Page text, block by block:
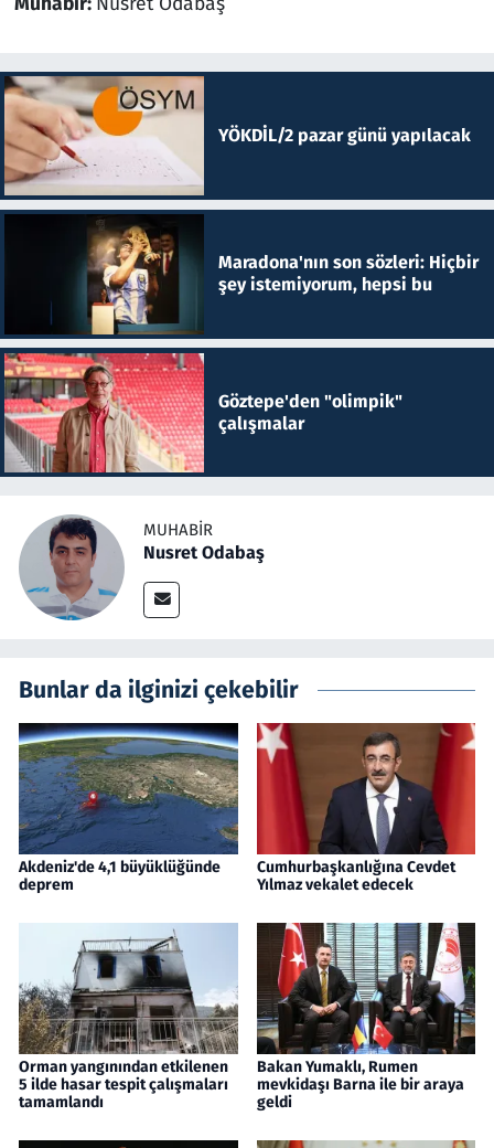
YÖKDİL/2 pazar günü yapılacak
Maradona'nın son sözleri: Hiçbir
şey istemiyorum, hepsi bu
Göztepe'den "olimpik"
çalışmalar
MUHABIR
Nusret Odabaş
Bunlar da ilginizi çekebilir
Akdeniz'de 4,1 büyüklüğünde
deprem
Cumhurbaşkanlığına Cevdet
Yılmaz vekalet edecek
Orman yangınından etkilenen
5 ilde hasar tespit çalışmaları
tamamlandı
Bakan Yumaklı, Rumen
mevkidaşı Barna ile bir araya
geldi